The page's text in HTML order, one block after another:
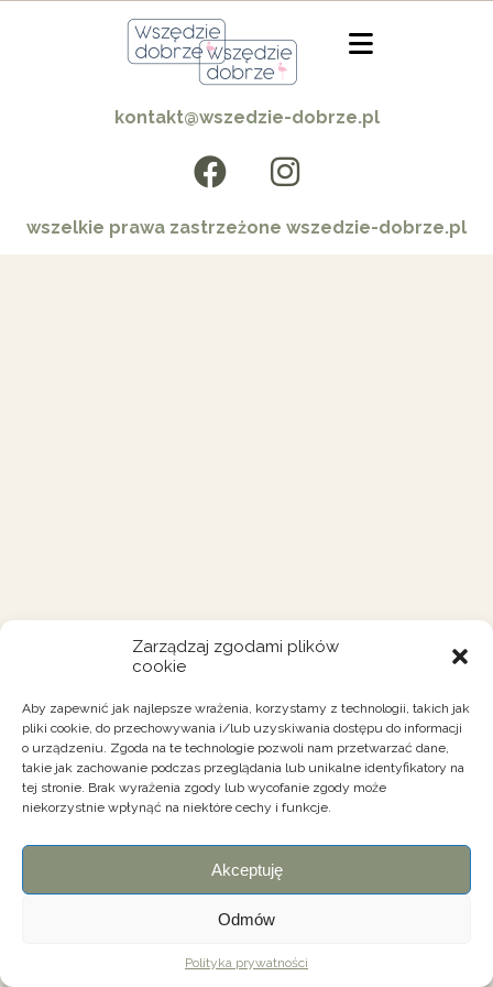
Zarządzaj zgodami plików
cookie
Aby zapewnić jak najlepsze wrażenia, korzystamy z technologii, takich jak
pliki cookie, do przechowywania i/lub uzyskiwania dostępu do informacji
o urządzeniu. Zgoda na te technologie pozwoli nam przetwarzać dane,
takie jak zachowanie podczas przeglądania lub unikalne identyfikatory na
tej stronie. Brak wyrażenia zgody lub wycofanie zgody może
niekorzystnie wpłynąć na niektóre cechy i funkcje.
Akceptuję
Odmów
Polityka prywatności
kontakt@wszedzie-dobrze.pl
wszelkie prawa zastrzeżone wszedzie-dobrze.pl